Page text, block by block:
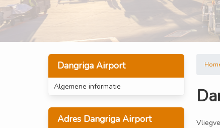
Dangriga Airport
Algemene informatie
Adres Dangriga Airport